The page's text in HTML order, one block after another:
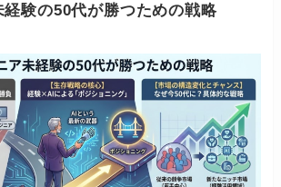
験の50代が勝つための戦略